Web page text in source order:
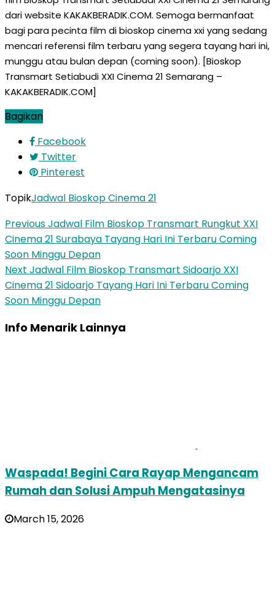
dari website KAKAKBERADIK.COM. Semoga bermanfaat
bagi para pecinta film di bioskop cinema xxi yang sedang
mencari referensi film terbaru yang segera tayang hari ini,
munggu atau bulan depan (coming soon). [Bioskop
Transmart Setiabudi XXI Cinema 21 Semarang –
KAKAKBERADIK.COM]
Bagikan
Facebook
Twitter
Pinterest
TopikJadwal Bioskop Cinema 21
PreviousJadwal Film Bioskop Transmart Rungkut XXI
Cinema 21 Surabaya Tayang Hari Ini Terbaru Coming
Soon Minggu Depan
Next Jadwal Film Bioskop Transmart Sidoarjo XXI
Cinema 21 Sidoarjo Tayang Hari Ini Terbaru Coming
Soon Minggu Depan
Info Menarik Lainnya
Waspada! Begini Cara Rayap Mengancam
Rumah dan Solusi Ampuh Mengatasinya
March 15, 2026